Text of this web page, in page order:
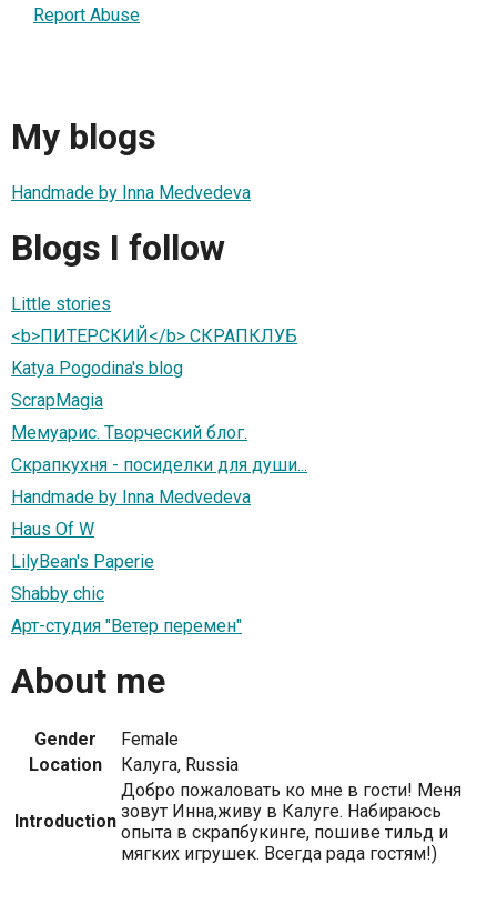
Report Abuse
My blogs
Handmade by Inna Medvedeva
Blogs I follow
Little stories
<b>ПИТЕРСКИЙ</b> СКРАПКЛУБ
Katya Pogodina's blog
ScrapMagia
Мемуарис. Творческий блог.
Скрапкухня - посиделки для души...
Handmade by Inna Medvedeva
Haus Of W
LilyBean's Paperie
Shabby chic
Арт-студия "Ветер перемен"
About me
Gender
Female
Location
Калуга, Russia
Introduction
Добро пожаловать ко мне в гости! Меня
зовут Инна,живу в Калуге. Набираюсь
опыта в скрапбукинге, пошиве тильд и
мягких игрушек. Всегда рада гостям!)